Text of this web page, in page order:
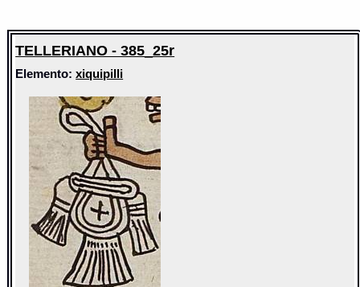
TELLERIANO - 385_25r
Elemento:xiquipilli